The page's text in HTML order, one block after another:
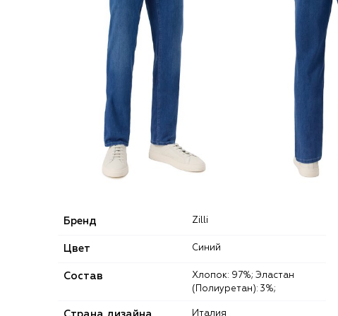
Бренд Zilli
Цвет Синий
Состав
Хлопок: 97%; Эластан
(Полиуретан): 3%;
Италия